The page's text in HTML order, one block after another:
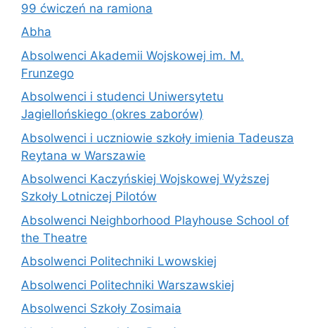
99 ćwiczeń na ramiona
Abha
Absolwenci Akademii Wojskowej im. M.
Frunzego
Absolwenci i studenci Uniwersytetu
Jagiellońskiego (okres zaborów)
Absolwenci i uczniowie szkoły imienia Tadeusza
Reytana w Warszawie
Absolwenci Kaczyńskiej Wojskowej Wyższej
Szkoły Lotniczej Pilotów
Absolwenci Neighborhood Playhouse School of
the Theatre
Absolwenci Politechniki Lwowskiej
Absolwenci Politechniki Warszawskiej
Absolwenci Szkoły Zosimaia